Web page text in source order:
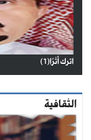
اترك أثرًا(1)
الثقافية